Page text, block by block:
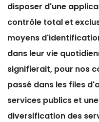
disposer d'une
contrôle total et
moyens
dans leur vie
signifierait, pour nos
passé dans les files
services publics et
diversification des